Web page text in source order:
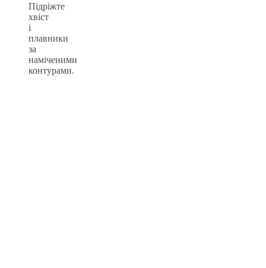
Підріжте
хвіст
і
плавники
за
наміченими
контурами.